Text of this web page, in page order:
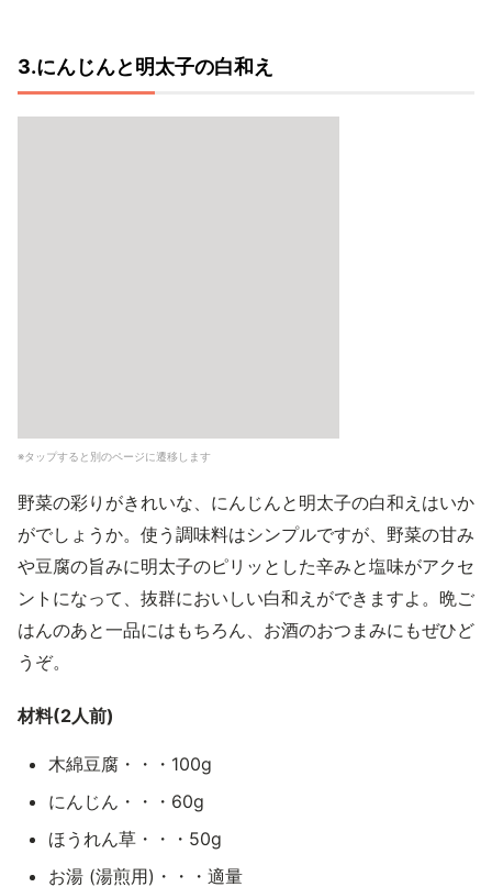
3.にんじんと明太子の白和え
※タップすると別のページに遷移します
野菜の彩りがきれいな、にんじんと明太子の白和えはいか
がでしょうか。使う調味料はシンプルですが、野菜の甘み
や豆腐の旨みに明太子のピリッとした辛みと塩味がアクセ
ントになって、抜群においしい白和えができますよ。晩ご
はんのあと一品にはもちろん、お酒のおつまみにもぜひど
うぞ。
材料(2人前)
木綿豆腐・・・100g
にんじん・・・60g
ほうれん草・・・50g
お湯 (湯煎用)・・・適量